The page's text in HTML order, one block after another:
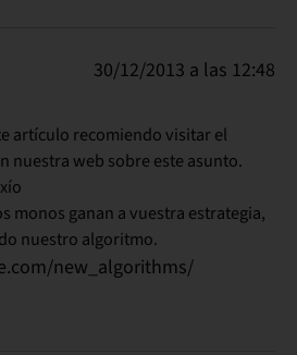
30/12/2013 a las 12:48
artículo recomiendo visitar el
nuestra web sobre este asunto.
monos ganan a vuestra estrategia,
nuestro algoritmo.
new_algorithms/